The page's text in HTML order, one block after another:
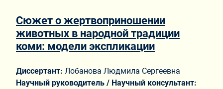
Сюжет о жертвоприношении
животных в народной традиции
коми: модели экспликации
Диссертант: Лобанова Людмила Сергеевна
Научный руководитель / Научный консультант: